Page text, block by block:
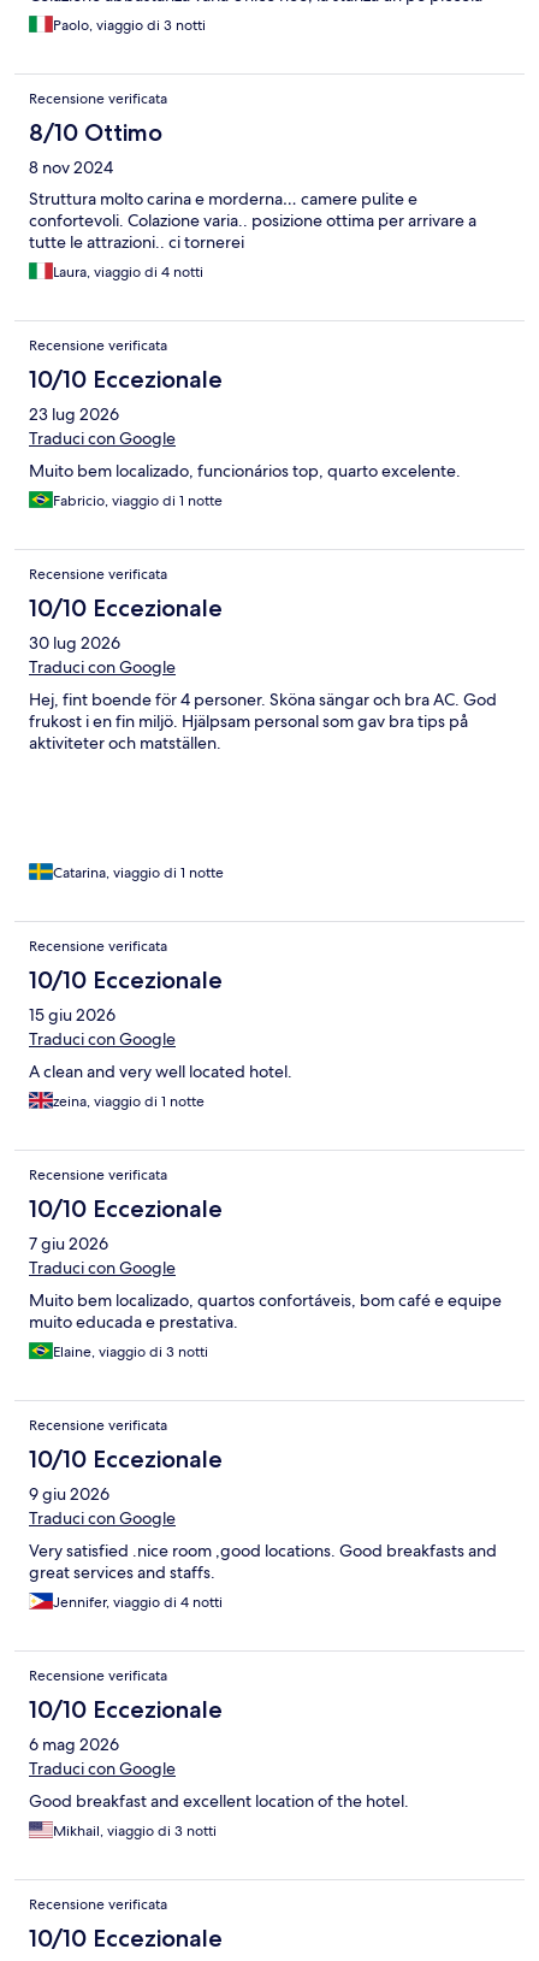
Paolo, viaggio di 3 notti
Recensione verificata
8/10 Ottimo
8 nov 2024
Struttura molto carina e morderna… camere pulite e
confortevoli. Colazione varia.. posizione ottima per arrivare a
tutte le attrazioni.. ci tornerei
Laura, viaggio di 4 notti
Recensione verificata
10/10 Eccezionale
23 lug 2026
Traduci con Google
Muito bem localizado, funcionários top, quarto excelente.
Fabricio, viaggio di 1 notte
Recensione verificata
10/10 Eccezionale
30 lug 2026
Traduci con Google
Hej, fint boende för 4 personer. Sköna sängar och bra AC. God
frukost i en fin miljö. Hjälpsam personal som gav bra tips på
aktiviteter och matställen.
Catarina, viaggio di 1 notte
Recensione verificata
10/10 Eccezionale
15 giu 2026
Traduci con Google
A clean and very well located hotel.
zeina, viaggio di 1 notte
Recensione verificata
10/10 Eccezionale
7 giu 2026
Traduci con Google
Muito bem localizado, quartos confortáveis, bom café e equipe
muito educada e prestativa.
Elaine, viaggio di 3 notti
Recensione verificata
10/10 Eccezionale
9 giu 2026
Traduci con Google
Very satisfied .nice room ,good locations. Good breakfasts and
great services and staffs.
Jennifer, viaggio di 4 notti
Recensione verificata
10/10 Eccezionale
6 mag 2026
Traduci con Google
Good breakfast and excellent location of the hotel.
Mikhail, viaggio di 3 notti
Recensione verificata
10/10 Eccezionale